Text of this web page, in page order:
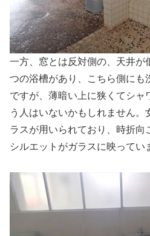
一方、窓とは反対側の、天井が
つの浴槽があり、こちら側にも
ですが、薄暗い上に狭くてシャ
う人はいないかもしれません
ラスが用いられており、時折向
シルエットがガラスに映ってい